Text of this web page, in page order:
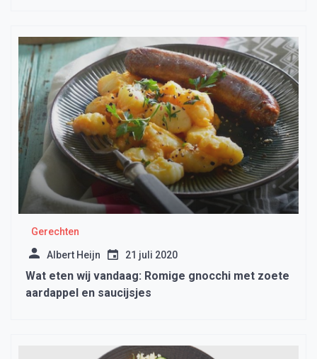
Gerechten
Albert Heijn 21 juli 2020
Wat eten wij vandaag: Romige gnocchi met zoete
aardappel en saucijsjes